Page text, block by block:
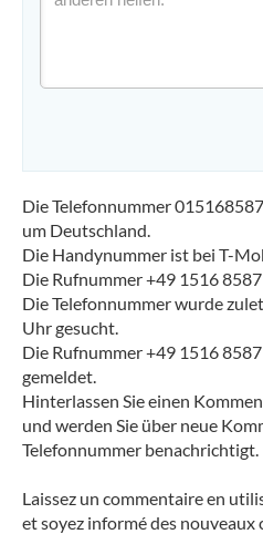
Die Telefonnummer
um Deutschland.
Die Handynummer ist bei T-
Die Rufnummer +49 1516
Die Telefonnummer wurde
Uhr gesucht.
Die Rufnummer +49 1516
gemeldet.
Hinterlassen Sie einen
und werden Sie über neue
Telefonnummer benachrichtigt.
Laissez un commentaire en
et soyez informé des nouveaux